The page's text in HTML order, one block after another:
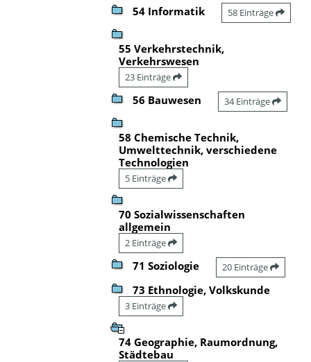
54 Informatik 58 Einträge
55 Verkehrstechnik,
Verkehrswesen
23 Einträge
56 Bauwesen 34 Einträge
58 Chemische Technik,
Umwelttechnik, verschiedene
Technologien
5 Einträge
70 Sozialwissenschaften
allgemein
2 Einträge
71 Soziologie 20 Einträge
73 Ethnologie, Volkskunde
3 Einträge
74 Geographie, Raumordnung,
Städtebau